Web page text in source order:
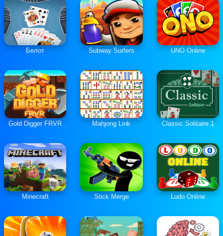
Белот Subway Surfers UNO Online
Gold Digger FRVR Mahjong Link Classic Solitaire 1
Minecraft Stick Merge Ludo Online